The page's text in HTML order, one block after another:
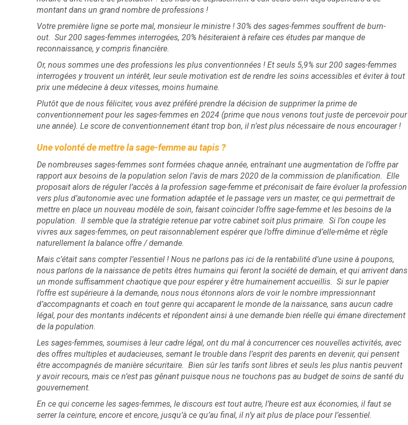
montant dans un grand nombre de professions !
Votre première ligne se porte mal, monsieur le ministre ! 30% des sages-femmes souffrent de burn-
out. Sur 200 sages-femmes interrogées, 20% hésiteraient à refaire ces études par manque de
reconnaissance, y compris financière.
Or, nous sommes une des professions les plus conventionnées ! Et seuls 5,9% sur 200 sages-femmes
interrogées y trouvent un intérêt, leur seule motivation est de rendre les soins accessibles et éviter à tout
prix une médecine à deux vitesses, moins humaine.
Plutôt que de nous féliciter, vous avez préféré prendre la décision de supprimer la prime de
conventionnement pour les sages-femmes en 2024 (prime que nous venons tout juste de percevoir pour
une année). Le score de conventionnement étant trop bon, il n’est plus nécessaire de nous encourager !
Une volonté de mettre la sage-femme au tapis ?
De nombreuses sages-femmes sont formées chaque année, entraînant une augmentation de l’offre par
rapport aux besoins de la population selon l’avis de mars 2020 de la commission de planification. Elle
proposait alors de réguler l’accès à la profession sage-femme et préconisait de faire évoluer la profession
vers plus d’autonomie avec une formation adaptée et le passage vers un master, ce qui permettrait de
mettre en place un nouveau modèle de soin, faisant coïncider l’offre sage-femme et les besoins de la
population. Il semble que la stratégie retenue par votre cabinet soit plus primaire. Si l’on coupe les
vivres aux sages-femmes, on peut raisonnablement espérer que l’offre diminue d’elle-même et règle
naturellement la balance offre / demande.
Mais c’était sans compter l’essentiel ! Nous ne parlons pas ici de la rentabilité d’une usine à poupons,
nous parlons de la naissance de petits êtres humains qui feront la société de demain, et qui arrivent dans
un monde suffisamment chaotique que pour espérer y être humainement accueillis. Si sur le papier
l’offre est supérieure à la demande, nous nous étonnons alors de voir le nombre impressionnant
d’accompagnants et coach en tout genre qui accaparent le monde de la naissance, sans aucun cadre
légal, pour des montants indécents et répondent ainsi à une demande bien réelle qui émane directement
de la population.
Les sages-femmes, soumises à leur cadre légal, ont du mal à concurrencer ces nouvelles activités, avec
des offres multiples et audacieuses, semant le trouble dans l’esprit des parents en devenir, qui pensent
être accompagnés de manière sécuritaire. Bien sûr les tarifs sont libres et seuls les plus nantis peuvent
y avoir recours, mais ce n’est pas gênant puisque nous ne touchons pas au budget de soins de santé du
gouvernement.
En ce qui concerne les sages-femmes, le discours est tout autre, l’heure est aux économies, il faut se
serrer la ceinture, encore et encore, jusqu’à ce qu’au final, il n’y ait plus de place pour l’essentiel.